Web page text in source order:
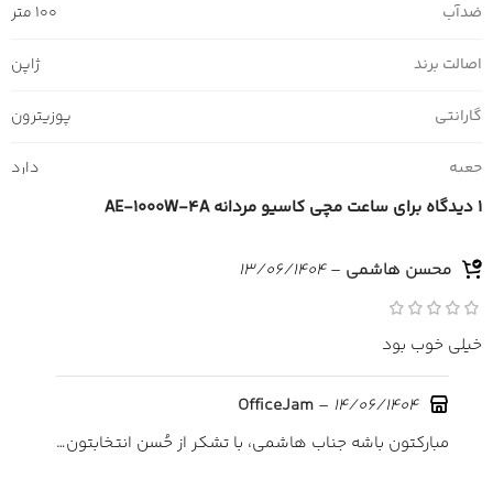
ضدآب 100 متر
اصالت برند ژاپن
گارانتی پوزیترون
جعبه دارد
1 دیدگاه برای ساعت مچی کاسیو مردانه AE-1000W-4A
محسن هاشمی –
13/06/1404
خیلی خوب بود
OfficeJam
– 14/06/1404
مبارکتون باشه جناب هاشمی، با تشکر از حُسن انتخابتون…